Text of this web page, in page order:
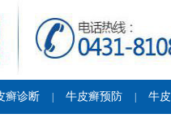
癣诊断 牛皮癣预防 牛